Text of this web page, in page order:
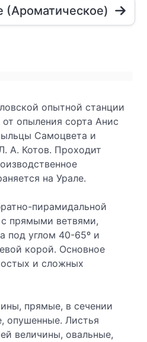
опытной станции
опыления сорта Анис
Самоцвета и
А. Котов. Проходит
на Урале.
пирамидальной
прямыми ветвями,
под углом 40-65º и
корой. Основное
и сложных
прямые, в сечении
опушенные. Листья
величины, овальные,